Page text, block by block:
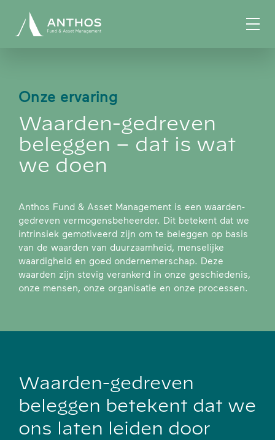
Onze ervaring
Waarden-gedreven
beleggen – dat is wat
we doen
Anthos Fund & Asset Management is een waarden-
gedreven vermogensbeheerder. Dit betekent dat we
intrinsiek gemotiveerd zijn om te beleggen op basis
van de waarden van duurzaamheid, menselijke
waardigheid en goed ondernemerschap. Deze
waarden zijn stevig verankerd in onze geschiedenis,
onze mensen, onze organisatie en onze processen.
Waarden-gedreven
beleggen betekent dat we
ons laten leiden door